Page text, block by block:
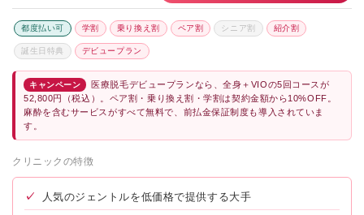
都度払い可 学割 乗り換え割 ペア割 シニア割 紹介割
誕生日特典 デビュープラン
キャンペーン
医療脱毛デビュープランなら、全身＋VIOの5回コースが
52,800円（税込）。ペア割・乗り換え割・学割は契約金額から10%OFF。
麻酔を含むサービスがすべて無料で、前払金保証制度も導入されていま
す。
クリニックの特徴
✓ 人気のジェントルを低価格で提供する大手